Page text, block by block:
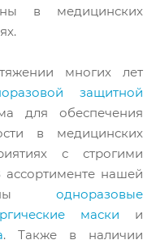
в медицинских
многих лет
защитной
для обеспечения
в медицинских
с строгими
нашей
одноразовые
маски и
. Также в наличии